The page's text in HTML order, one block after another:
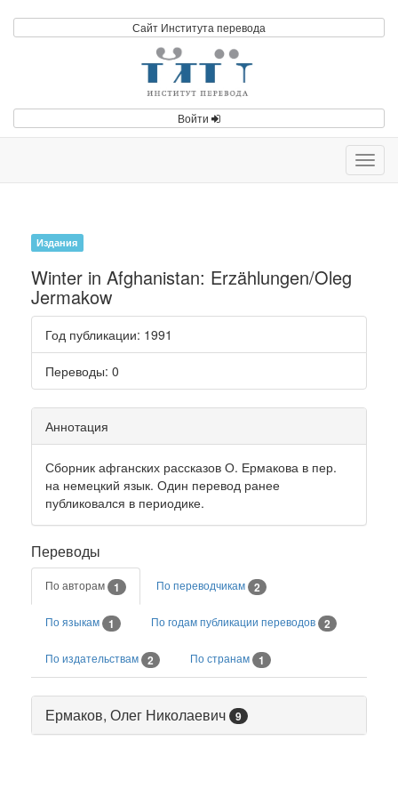
Сайт Института перевода
Войти
Издания
Winter in Afghanistan: Erzählungen/Oleg
Jermakow
Год публикации: 1991
Переводы: 0
Аннотация
Сборник афганских рассказов О. Ермакова в пер.
на немецкий язык. Один перевод ранее
публиковался в периодике.
Переводы
По авторам 1 По переводчикам 2
По языкам 1 По годам публикации переводов 2
По издательствам 2 По странам 1
Ермаков, Олег Николаевич 9